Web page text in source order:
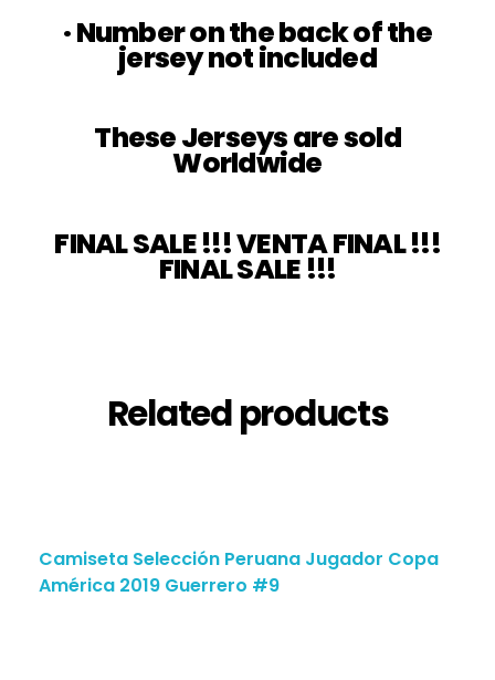
· Number on the back of the
jersey not included
These Jerseys are sold
Worldwide
FINAL SALE !!! VENTA FINAL !!!
FINAL SALE !!!
Related products
Camiseta Selección Peruana Jugador Copa
América 2019 Guerrero #9